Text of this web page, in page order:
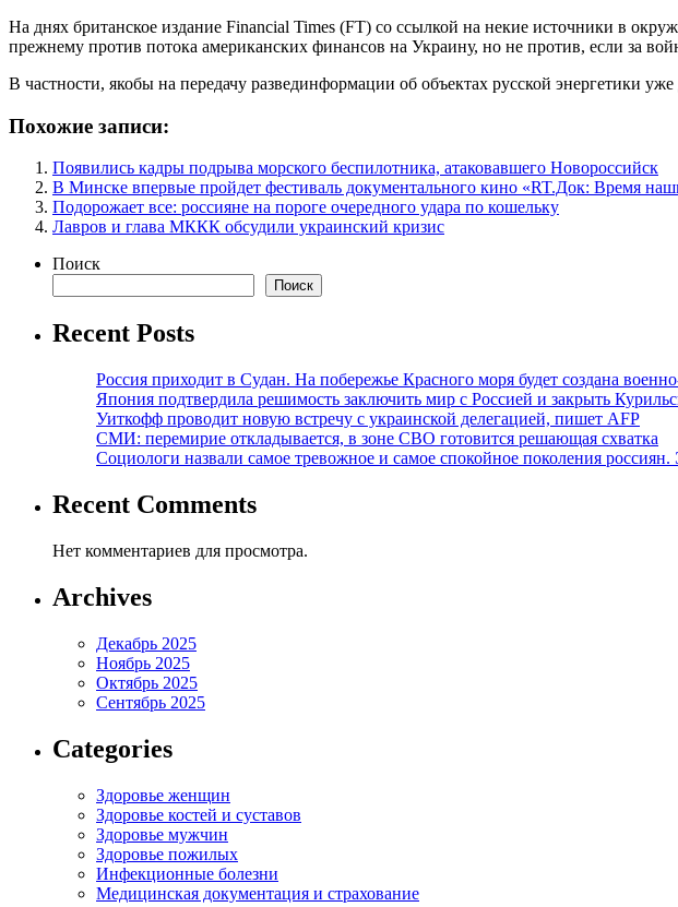
На днях британское издание Financial Times (FT) со ссылкой на некие источники в
прежнему против потока американских финансов на Украину, но не против, если за
В частности, якобы на передачу развединформации об объектах русской энергетики
Похожие записи:
Появились кадры подрыва морского беспилотника, атаковавшего Новороссийск
В Минске впервые пройдет фестиваль документального кино «RT.Док: Время
Подорожает все: россияне на пороге очередного удара по кошельку
Лавров и глава МККК обсудили украинский кризис
Поиск
Поиск
Recent Posts
Россия приходит в Судан. На побережье Красного моря будет создана
Япония подтвердила решимость заключить мир с Россией и закрыть
Уиткофф проводит новую встречу с украинской делегацией, пишет AFP
СМИ: перемирие откладывается, в зоне СВО готовится решающая схватка
Социологи назвали самое тревожное и самое спокойное поколения россиян.
Recent Comments
Нет комментариев для просмотра.
Archives
Декабрь 2025
Ноябрь 2025
Октябрь 2025
Сентябрь 2025
Categories
Здоровье женщин
Здоровье костей и суставов
Здоровье мужчин
Здоровье пожилых
Инфекционные болезни
Медицинская документация и страхование